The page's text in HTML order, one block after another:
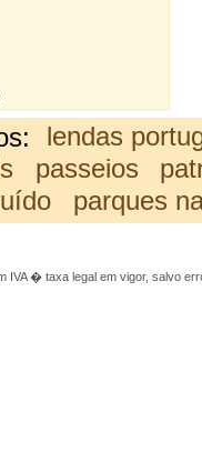
lendas
passeios
parques
IVA � taxa legal em vigor, salvo